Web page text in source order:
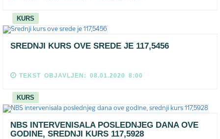
KURS
SREDNJI KURS OVE SREDE JE 117,5456
TEKST OBJAVLJEN: 08.01.2020 8:00
KURS
NBS INTERVENISALA POSLEDNJEG DANA OVE
GODINE, SREDNJI KURS 117,5928